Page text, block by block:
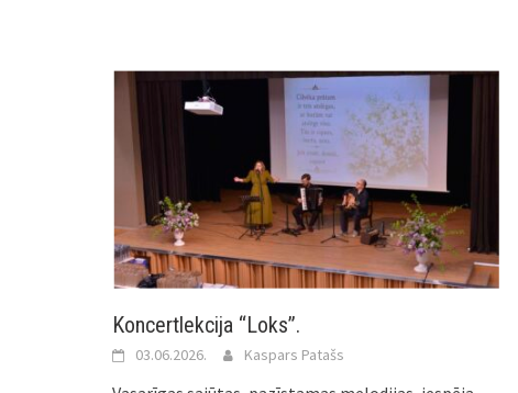
Koncertlekcija “Loks”.
03.06.2026. Kaspars Patašs